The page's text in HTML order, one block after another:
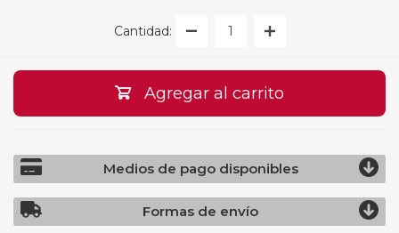
Cantidad:
Agregar al carrito
Medios de pago disponibles
Formas de envío